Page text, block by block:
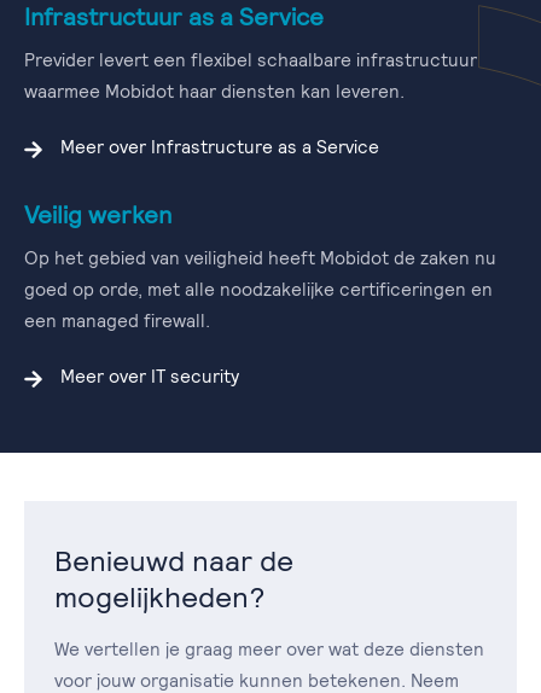
Infrastructuur as a Service
Previder levert een flexibel schaalbare infrastructuur
waarmee Mobidot haar diensten kan leveren.
Meer over Infrastructure as a Service
Veilig werken
Op het gebied van veiligheid heeft Mobidot de zaken nu
goed op orde, met alle noodzakelijke certificeringen en
een managed firewall.
Meer over IT security
Benieuwd naar de
mogelijkheden?
We vertellen je graag meer over wat deze diensten
voor jouw organisatie kunnen betekenen. Neem